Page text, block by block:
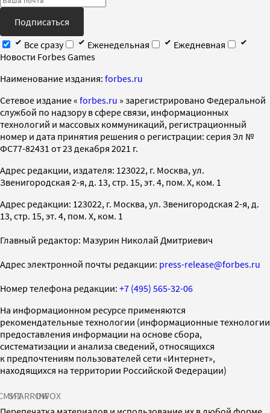
Подписаться
Все сразу
Еженедельная
Ежедневная
Новости Forbes Games
Наименование издания: forbes.ru
Cетевое издание « forbes.ru » зарегистрировано Федеральной
службой по надзору в сфере связи, информационных
технологий и массовых коммуникаций, регистрационный
номер и дата принятия решения о регистрации: серия Эл №
ФС77-82431 от 23 декабря 2021 г.
Адрес редакции, издателя: 123022, г. Москва, ул.
Звенигородская 2-я, д. 13, стр. 15, эт. 4, пом. X, ком. 1
Адрес редакции: 123022, г. Москва, ул. Звенигородская 2-я, д.
13, стр. 15, эт. 4, пом. X, ком. 1
Главный редактор: Мазурин Николай Дмитриевич
Адрес электронной почты редакции: press-release@forbes.ru
Номер телефона редакции: +7 (495) 565-32-06
На информационном ресурсе применяются
рекомендательные технологии (информационные технологии
предоставления информации на основе сбора,
систематизации и анализа сведений, относящихся
к предпочтениям пользователей сети «Интернет»,
находящихся на территории Российской Федерации)
SPARROWINFOX